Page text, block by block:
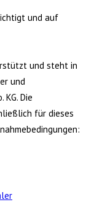
und auf
und steht in
und
Die
für dieses